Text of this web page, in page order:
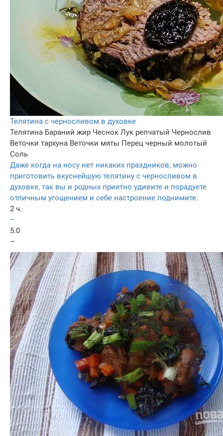
Телятина с черносливом в духовке
Телятина Бараний жир Чеснок Лук репчатый Чернослив
Веточки тархуна Веточки мяты Перец черный молотый
Соль
Даже когда на носу нет никаких праздников, можно
приготовить вкуснейшую телятину с черносливом в
духовке, так вы и родных приятно удивите и порадуете
отличным угощением и себе настроение поднимите.
2 ч.
–
5.0
–